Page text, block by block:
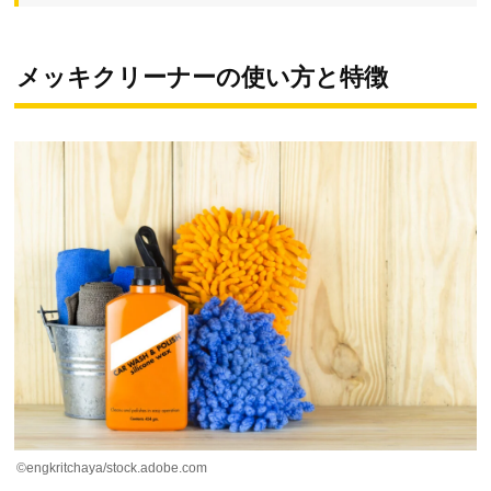
メッキクリーナーの使い方と特徴
©engkritchaya/stock.adobe.com